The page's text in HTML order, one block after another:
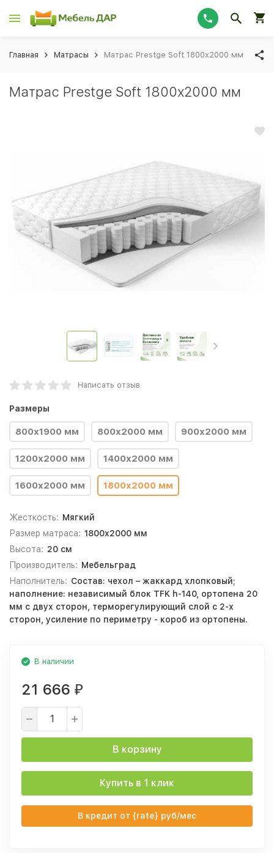
Главная Матрасы Матрас Prestge Soft 1800х2000 мм
Матрас Prestge Soft 1800х2000 мм
Написать отзыв
Размеры
800х1900 мм 800х2000 мм 900х2000 мм
1200х2000 мм 1400х2000 мм
1600х2000 мм 1800х2000 мм
Жесткость: Мягкий
Размер матраса: 1800х2000 мм
Высота: 20 см
Производитель: Мебельград
Наполнитель: Состав: чехол – жаккард хлопковый;
наполнение: независимый блок TFK h-140, ортопена 20
мм с двух сторон, терморегулирующий слой с 2-х
сторон, усиление по периметру - короб из ортопены.
В наличии
21 666 ₽
В корзину
Купить в 1 клик
В кредит от {rate} руб/мес